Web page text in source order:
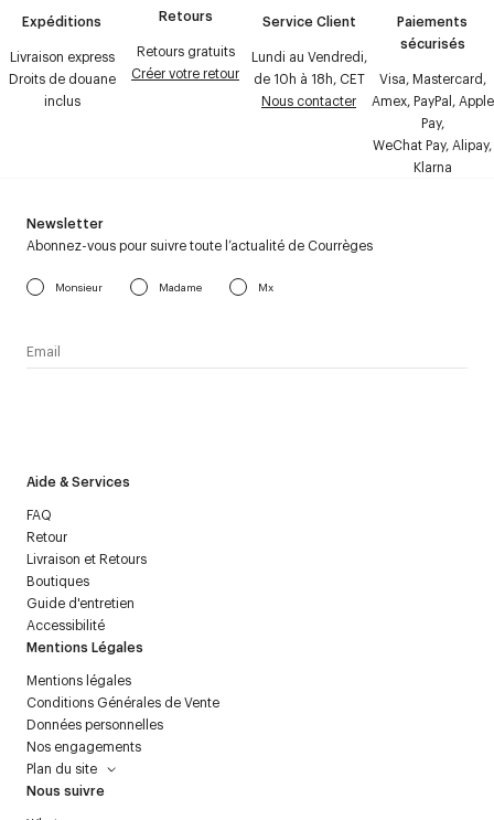
Expéditions
Livraison express
Droits de douane
inclus
Retours
Retours gratuits
Créer votre retour
Service Client
Lundi au Vendredi,
de 10h à 18h, CET
Nous contacter
Paiements
sécurisés
Visa, Mastercard,
Amex, PayPal, Apple
Pay,
WeChat Pay, Alipay,
Klarna
Aide & Services
FAQ
Retour
Livraison et Retours
Boutiques
Guide d'entretien
Accessibilité
Mentions Légales
Mentions légales
Conditions Générales de Vente
Données personnelles
Nos engagements
Plan du site
Nous suivre
Newsletter
Abonnez-vous pour suivre toute l’actualité de Courrèges
Monsieur Madame Mx